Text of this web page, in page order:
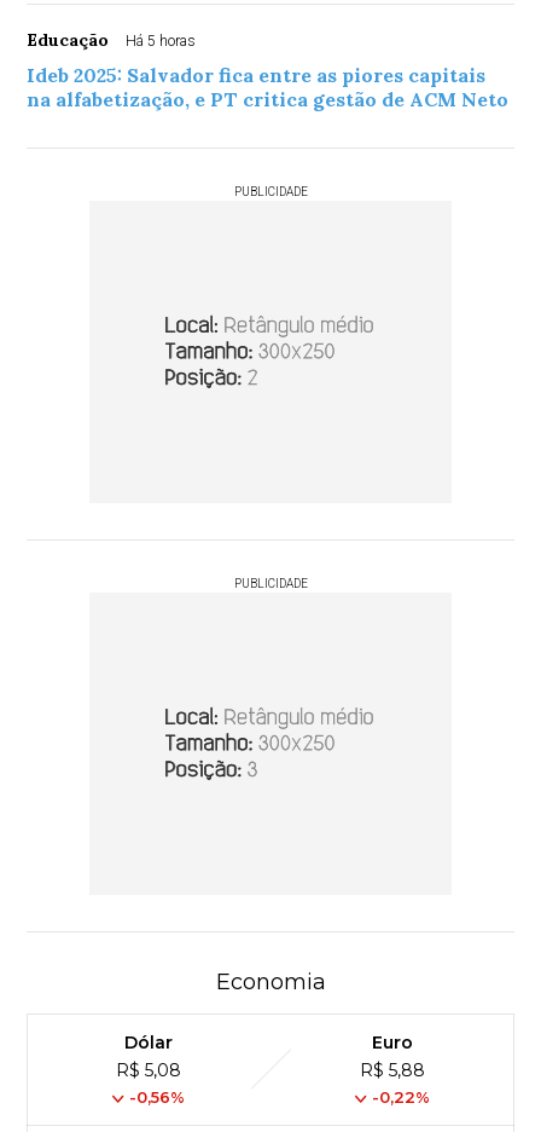
Educação Há 5 horas
Ideb 2025: Salvador fica entre as piores capitais
na alfabetização, e PT critica gestão de ACM Neto
PUBLICIDADE
PUBLICIDADE
Economia
Dólar
R$ 5,08
-0,56%
Euro
R$ 5,88
-0,22%